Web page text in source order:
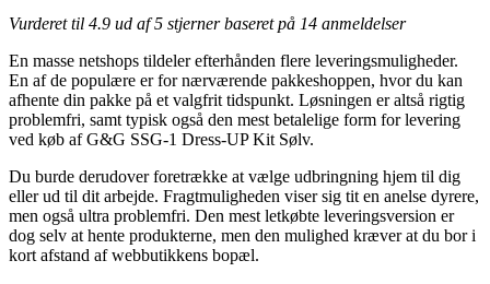
Vurderet til 4.9 ud af 5 stjerner baseret på 14 anmeldelser
En masse netshops tildeler efterhånden flere leveringsmuligheder.
En af de populære er for nærværende pakkeshoppen, hvor du kan
afhente din pakke på et valgfrit tidspunkt. Løsningen er altså rigtig
problemfri, samt typisk også den mest betalelige form for levering
ved køb af G&G SSG-1 Dress-UP Kit Sølv.
Du burde derudover foretrække at vælge udbringning hjem til dig
eller ud til dit arbejde. Fragtmuligheden viser sig tit en anelse dyrere,
men også ultra problemfri. Den mest letkøbte leveringsversion er
dog selv at hente produkterne, men den mulighed kræver at du bor i
kort afstand af webbutikkens bopæl.